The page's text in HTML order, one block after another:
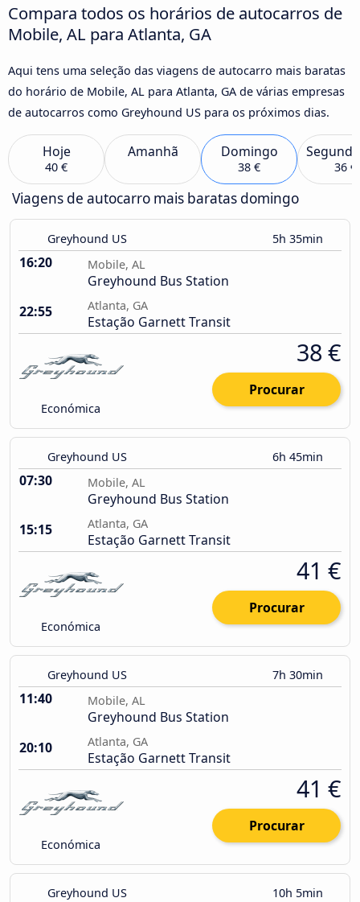
Compara todos os horários de autocarros de
Mobile, AL para Atlanta, GA
Aqui tens uma seleção das viagens de autocarro mais baratas
do horário de Mobile, AL para Atlanta, GA de várias empresas
de autocarros como Greyhound US para os próximos dias.
Hoje
40 €
Amanhã Domingo
38 € 36 €
Viagens de autocarro mais baratas domingo
Greyhound US 5h 35min
16:20 Mobile, AL
Greyhound Bus Station
22:55
Atlanta, GA
Estação Garnett Transit
Económica
38 €
Procurar
Greyhound US 6h 45min
07:30 Mobile, AL
Greyhound Bus Station
15:15
Atlanta, GA
Estação Garnett Transit
Económica
41 €
Procurar
Greyhound US 7h 30min
11:40 Mobile, AL
Greyhound Bus Station
20:10
Atlanta, GA
Estação Garnett Transit
Económica
41 €
Procurar
Greyhound US 10h 5min